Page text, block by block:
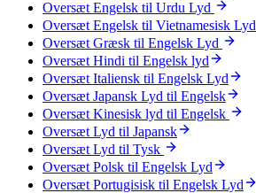
Oversæt Engelsk til Urdu Lyd
Oversæt Engelsk til Vietnamesisk Lyd
Oversæt Græsk til Engelsk Lyd
Oversæt Hindi til Engelsk lyd
Oversæt Italiensk til Engelsk Lyd
Oversæt Japansk Lyd til Engelsk
Oversæt Kinesisk lyd til Engelsk
Oversæt Lyd til Japansk
Oversæt Lyd til Tysk
Oversæt Polsk til Engelsk Lyd
Oversæt Portugisisk til Engelsk Lyd